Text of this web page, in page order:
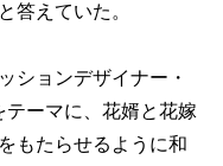
答えていた。
ションデザイナー・
テーマに、花婿と花嫁
もたらせるように和